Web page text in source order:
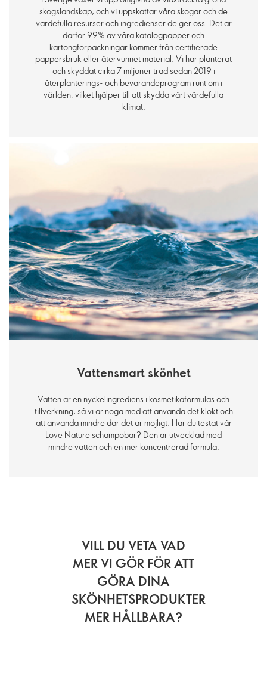
skogslandskap, och vi uppskattar våra skogar och de
värdefulla resurser och ingredienser de ger oss. Det är
därför 99% av våra katalogpapper och
kartongförpackningar kommer från certifierade
pappersbruk eller återvunnet material. Vi har planterat
och skyddat cirka 7 miljoner träd sedan 2019 i
återplanterings- och bevarandeprogram runt om i
världen, vilket hjälper till att skydda vårt värdefulla
klimat.
Vattensmart skönhet
Vatten är en nyckelingrediens i kosmetikaformulas och
tillverkning, så vi är noga med att använda det klokt och
att använda mindre där det är möjligt. Har du testat vår
Love Nature schampobar? Den är utvecklad med
mindre vatten och en mer koncentrerad formula.
VILL DU VETA VAD
MER VI GÖR FÖR ATT
GÖRA DINA
SKÖNHETSPRODUKTER
MER HÅLLBARA?